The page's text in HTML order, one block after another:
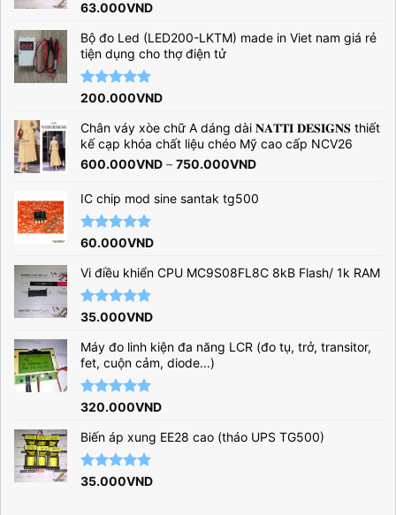
Được xếp
5 sao
63.000VND
Bộ đo Led (LED200-LKTM) made in Viet nam giá rẻ
tiện dụng cho thợ điện tử
Được xếp
5 sao
200.000VND
Chân váy xòe chữ A dáng dài 𝐍𝐀𝐓𝐓𝐈 𝐃𝐄𝐒𝐈𝐆𝐍𝐒 thiết
kế cạp khóa chất liệu chéo Mỹ cao cấp NCV26
600.000VND – 750.000VNDKhoảng
từ
IC chip mod sine santak tg500
Được xếp
5 sao
60.000VND
Vi điều khiển CPU MC9S08FL8C 8kB Flash/ 1k RAM
Được xếp
5 sao
35.000VND
Máy đo linh kiện đa năng LCR (đo tụ, trở, transitor,
fet, cuộn cảm, diode...)
Được xếp
5 sao
320.000VND
Biến áp xung EE28 cao (tháo UPS TG500)
Được xếp
35.000VND